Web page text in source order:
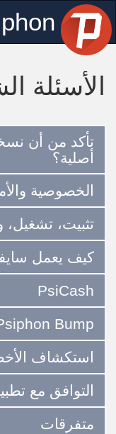
الأسئلة
تأكد من أن
أصلية؟
الخصوصية
تثبيت،
كيف يعمل
PsiCash
Bump
استكشاف
التوافق مع
متفرقات